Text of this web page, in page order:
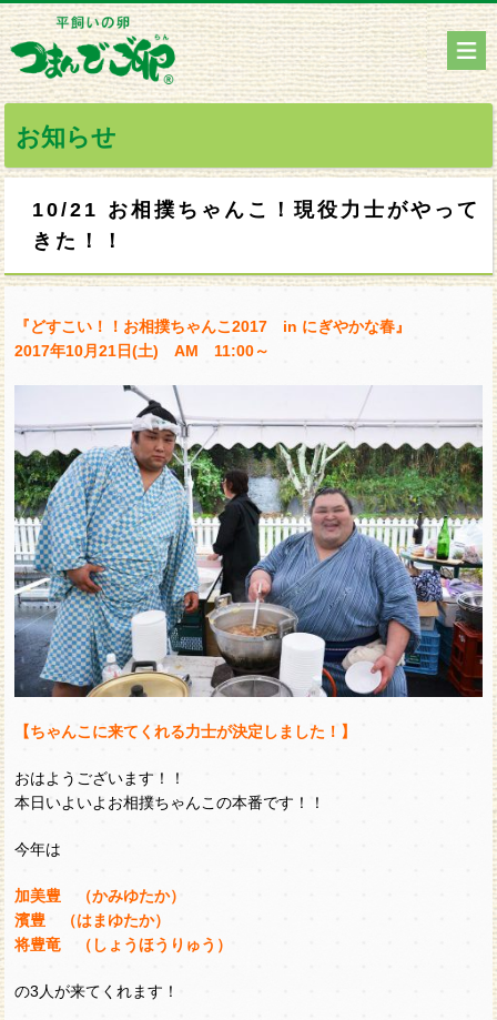
お知らせ
10/21 お相撲ちゃんこ！現役力士がやって
きた！！
『どすこい！！お相撲ちゃんこ2017 in にぎやかな春』
2017年10月21日(土) AM 11:00～
【ちゃんこに来てくれる力士が決定しました！】
おはようございます！！
本日いよいよお相撲ちゃんこの本番です！！
今年は
加美豊 （かみゆたか）
濱豊 （はまゆたか）
将豊竜 （しょうほうりゅう）
の3人が来てくれます！